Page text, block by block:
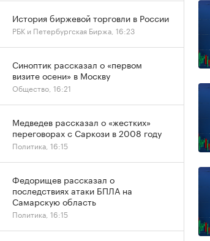
История биржевой торговли в России
РБК и Петербургская Биржа, 16:23
Синоптик рассказал о «первом
визите осени» в Москву
Общество, 16:21
Медведев рассказал о «жестких»
переговорах с Саркози в 2008 году
Политика, 16:15
Федорищев рассказал о
последствиях атаки БПЛА на
Самарскую область
Политика, 16:15